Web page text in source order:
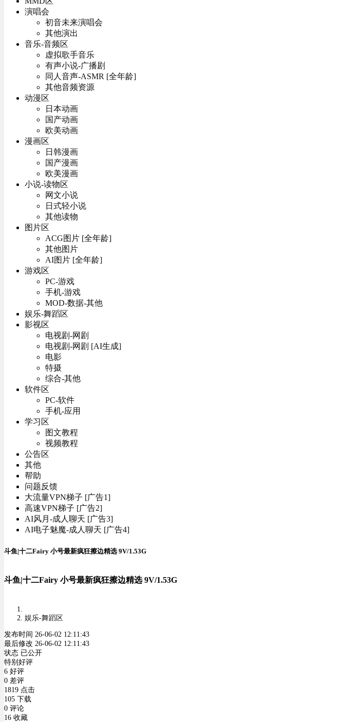
演唱会
初音未来演唱会
其他演出
音乐-音频区
虚拟歌手音乐
有声小说-广播剧
同人音声-ASMR [全年龄]
其他音频资源
动漫区
日本动画
国产动画
欧美动画
漫画区
日韩漫画
国产漫画
欧美漫画
小说-读物区
网文小说
日式轻小说
其他读物
图片区
ACG图片 [全年龄]
其他图片
AI图片 [全年龄]
游戏区
PC-游戏
手机-游戏
MOD-数据-其他
娱乐-舞蹈区
影视区
电视剧-网剧
电视剧-网剧 [AI生成]
电影
特摄
综合-其他
软件区
PC-软件
手机-应用
学习区
图文教程
视频教程
公告区
其他
帮助
问题反馈
大流量VPN梯子 [广告1]
高速VPN梯子 [广告2]
AI风月-成人聊天 [广告3]
AI电子魅魔-成人聊天 [广告4]
斗鱼|十二Fairy 小号最新疯狂擦边精选 9V/1.53G
斗鱼|十二Fairy 小号最新疯狂擦边精选 9V/1.53G
娱乐-舞蹈区
发布时间 26-06-02 12:11:43
最后修改 26-06-02 12:11:43
状态 已公开
特别好评
6 好评
0 差评
1819 点击
105 下载
0 评论
16 收藏